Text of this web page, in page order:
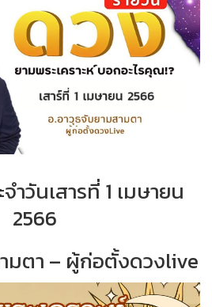
ำวันเสารที่ 1 เมษายน
2566
มตา – ผู้ก่อตั้งดวงlive